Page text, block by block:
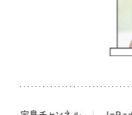
吉田羊さんの着物と12のア
長谷川あかりさんの今週